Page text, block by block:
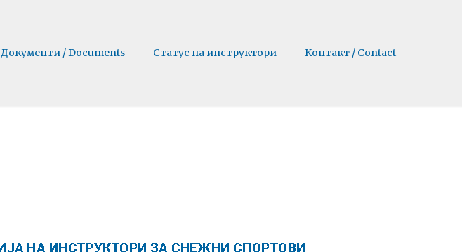
Документи / Documents Статус на инструктори Контакт / Contact